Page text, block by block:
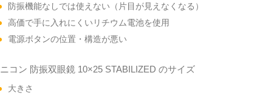
防振機能なしでは使えない（片目が見えなくなる）
高価で手に入れにくいリチウム電池を使用
電源ボタンの位置・構造が悪い
ニコン 防振双眼鏡 10×25 STABILIZED のサイズ
大きさ